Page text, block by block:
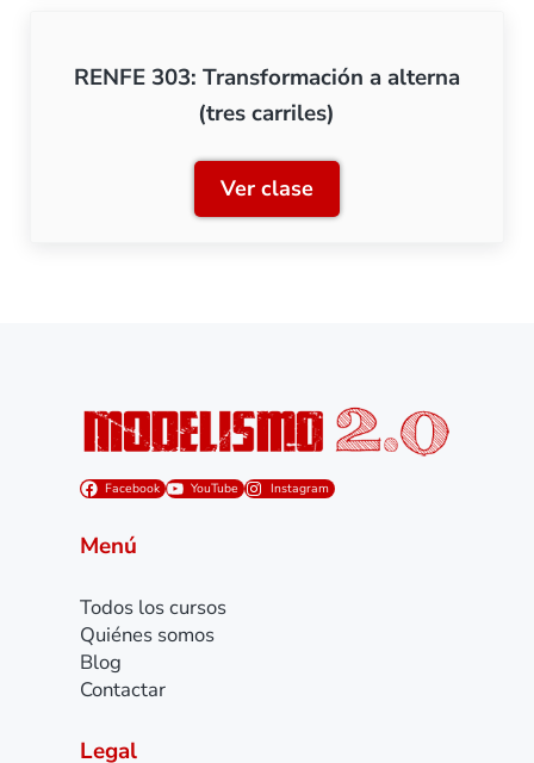
RENFE 303: Transformación a alterna
(tres carriles)
Ver claseRENFE 303:
Facebook YouTube Instagram
Menú
Todos los cursos
Quiénes somos
Blog
Contactar
Legal